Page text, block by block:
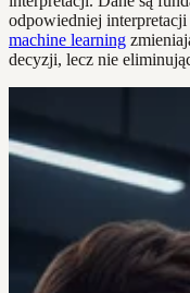
odpowiedniej
machine learning
decyzji, lecz nie